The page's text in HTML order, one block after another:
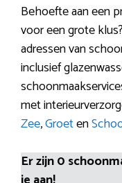
Behoefte aan een
voor een grote
adressen van
inclusief
met
Zee,Groeten
Er zijn 0